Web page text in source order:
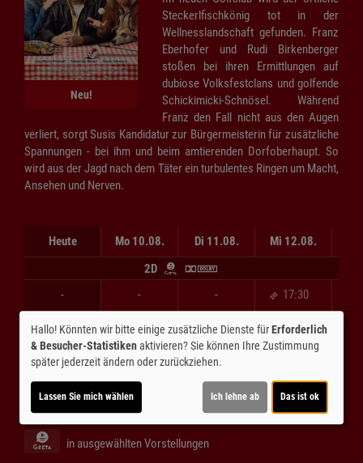
Neu!
Steckerlfischkönig tot in der
Wellnesslandschaft gefunden. Franz
Eberhofer und Rudi Birkenberger
stoßen bei ihren Ermittlungen auf
dubiose Volksfestclans und golfende
Schickimicki-Schnösel. Während
Franz den Fall nicht aus den Augen
verliert, sorgt Susis Kandidatur zur Bürgermeisterin für zusätzliche
Spannungen - bei ihm und beim amtierenden Dorfoberhaupt. So
wird aus der Jagd nach dem Täter ein turbulentes Ringen um Macht,
Ansehen und Nerven.
Heute Mo 10.08. Di 11.08. Mi 12.08.
- - - 17:30
- - - 20:00
- - - -
2D
Für Tickets auf die Uhrzeit klicken.
in ausgewählten Vorstellungen
Hallo! Könnten wir bitte einige zusätzliche Dienste fürErforderlich
& Besucher-Statistikenaktivieren? Sie können Ihre Zustimmung
später jederzeit ändern oder zurückziehen.
Lassen Sie mich wählen Ich lehne ab Das ist ok